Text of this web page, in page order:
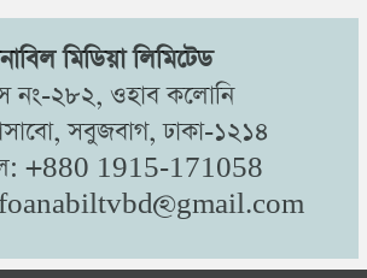
মিডিয়া লিমিটেড
নং-২৮২, ওহাব কলোনি
সবুজবাগ, ঢাকা-১২১৪
+880 1915-171058